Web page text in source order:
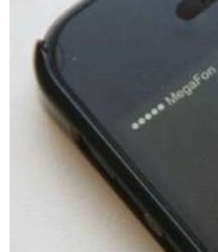
Покушение на
напала на
12:39
Сладкий праздник
парке прошёл